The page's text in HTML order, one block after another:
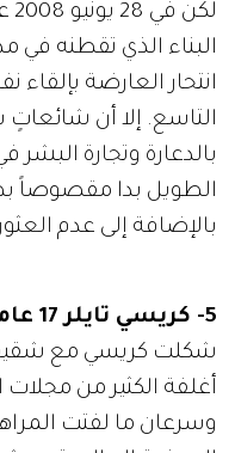
البناء الذي تقطنه في
انتحار العارضة
التاسع. إلا أن
بالدعارة وتجارة
الطويل بدا مقصوصاً
بالإضافة إلى عدم
5- كريسي تايلر 17 عاماً
شكلت كريسي مع
أغلفة الكثير من
وسرعان ما لفتت